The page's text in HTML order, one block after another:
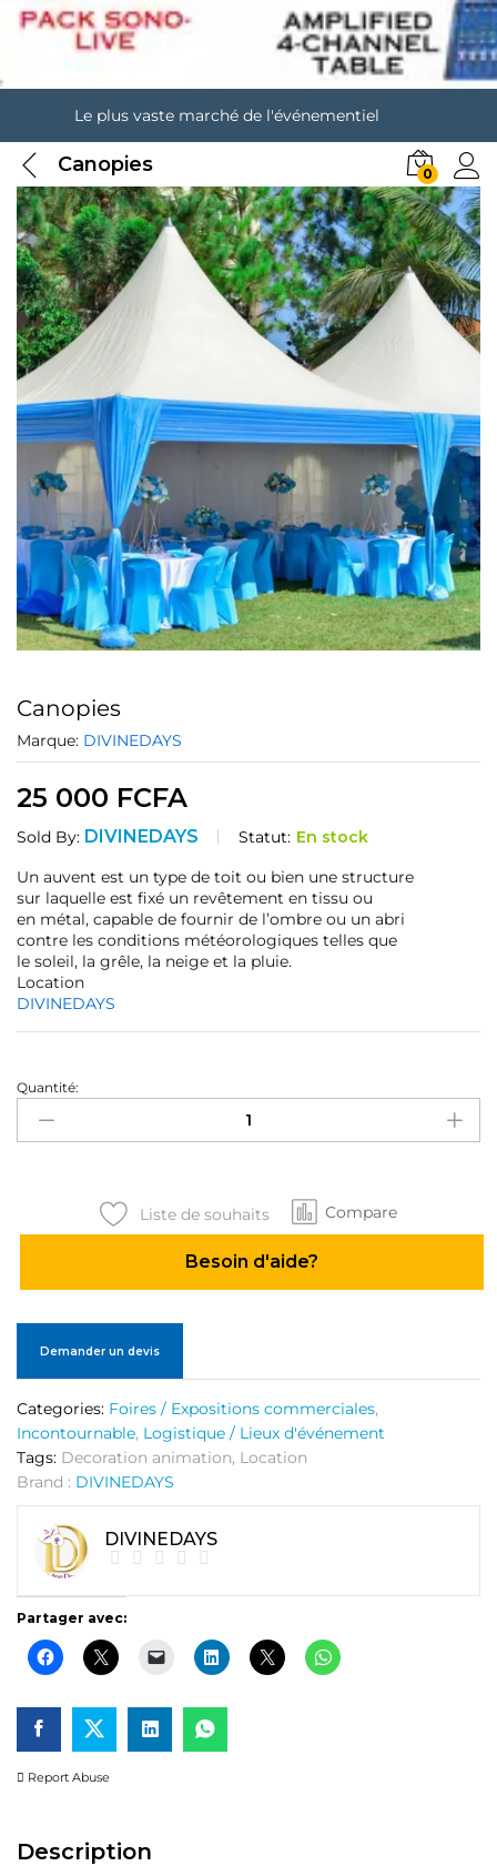
Le plus vaste marché de l'événementiel
Canopies 0
Canopies
Marque: DIVINEDAYS
25 000 FCFA
Sold By: DIVINEDAYS Statut: En stock
Un auvent est un type de toit ou bien une structure
sur laquelle est fixé un revêtement en tissu ou
en métal, capable de fournir de l’ombre ou un abri
contre les conditions météorologiques telles que
le soleil, la grêle, la neige et la pluie.
Location
DIVINEDAYS
Canopies
quantité
Quantité:
Liste de souhaits Compare
Besoin d'aide?
Demander un devis
Categories: Foires / Expositions commerciales,
Incontournable, Logistique / Lieux d'événement
Tags: Decoration animation, Location
Brand : DIVINEDAYS
DIVINEDAYS
Partager avec:
Report Abuse
Description